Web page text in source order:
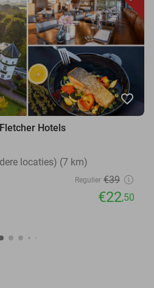
favorite_border
Hotels
locaties) (7 km)
Regulier €39
€22,50